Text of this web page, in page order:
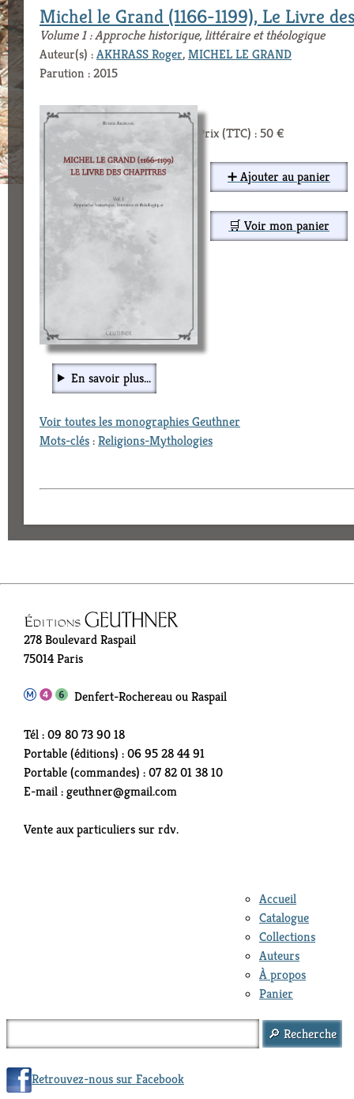
Michel le Grand (1166-1199), Le Livre
Volume 1 : Approche historique, littéraire et théologique
Auteur(s) :AKHRASS Roger,MICHEL LE GRAND
Parution : 2015
Prix (TTC) : 50 €
➕ Ajouter au panier
🛒 Voir mon panier
En savoir plus...
Voir toutes les monographies Geuthner
Mots-clés:Religions-Mythologies
278 Boulevard Raspail
75014 Paris
Denfert-Rochereau ou Raspail
Tél : 09 80 73 90 18
Portable (éditions) : 06 95 28 44 91
Portable (commandes) : 07 82 01 38 10
E-mail : geuthner@gmail.com
Vente aux particuliers sur rdv.
Accueil
Catalogue
Collections
Auteurs
À propos
Panier
Retrouvez-nous sur Facebook